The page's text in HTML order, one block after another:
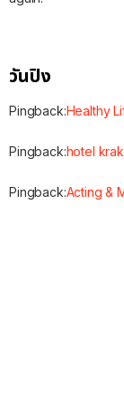
วันปิง
Pingback:Healthy
Pingback:hotel
Pingback:Acting &